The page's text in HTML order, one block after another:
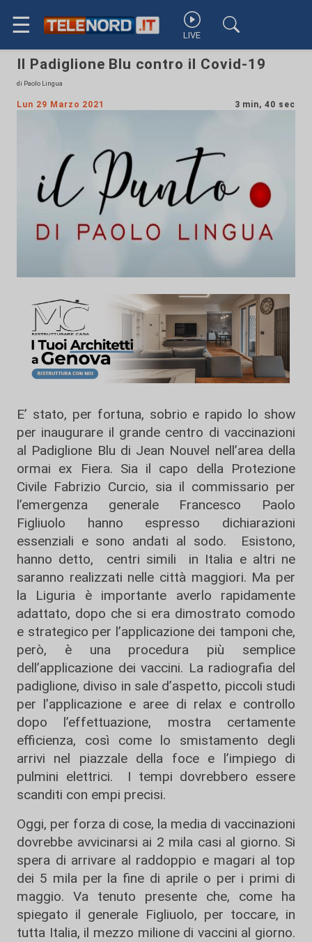
☰ LIVE
Il Padiglione Blu contro il Covid-19
di Paolo Lingua
Lun 29 Marzo 2021 3 min, 40 sec
E’ stato, per fortuna, sobrio e rapido lo show
per inaugurare il grande centro di vaccinazioni
al Padiglione Blu di Jean Nouvel nell’area della
ormai ex Fiera. Sia il capo della Protezione
Civile Fabrizio Curcio, sia il commissario per
l’emergenza generale Francesco Paolo
Figliuolo hanno espresso dichiarazioni
essenziali e sono andati al sodo. Esistono,
hanno detto, centri simili in Italia e altri ne
saranno realizzati nelle città maggiori. Ma per
la Liguria è importante averlo rapidamente
adattato, dopo che si era dimostrato comodo
e strategico per l’applicazione dei tamponi che,
però, è una procedura più semplice
dell’applicazione dei vaccini. La radiografia del
padiglione, diviso in sale d’aspetto, piccoli studi
per l’applicazione e aree di relax e controllo
dopo l’effettuazione, mostra certamente
efficienza, così come lo smistamento degli
arrivi nel piazzale della foce e l’impiego di
pulmini elettrici. I tempi dovrebbero essere
scanditi con empi precisi.
Oggi, per forza di cose, la media di vaccinazioni
dovrebbe avvicinarsi ai 2 mila casi al giorno. Si
spera di arrivare al raddoppio e magari al top
dei 5 mila per la fine di aprile o per i primi di
maggio. Va tenuto presente che, come ha
spiegato il generale Figliuolo, per toccare, in
tutta Italia, il mezzo milione di vaccini al giorno.